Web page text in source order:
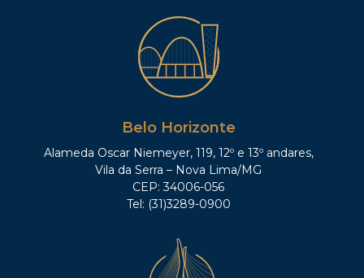
Belo Horizonte
Alameda Oscar Niemeyer, 119, 12º e 13º andares,
Vila da Serra – Nova Lima/MG
CEP: 34006-056
Tel: (31)3289-0900